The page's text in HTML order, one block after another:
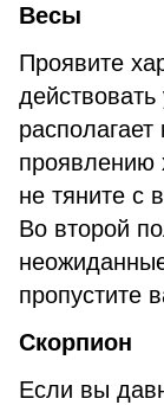
Весы
Проявите
проявлению
не тяните с
Во второй
пропустите
Скорпион
Если вы